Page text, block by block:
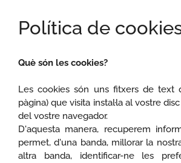
Política de
Què són les cookies?
Les cookies són uns fitxers de text
pàgina) que visita instal·la al vostre
del vostre navegador.
D'aquesta manera, recuperem
permet, d'una banda, millorar la
altra banda, identificar-ne les